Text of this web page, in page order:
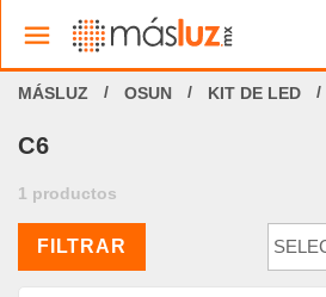
OSUN KIT DE LED
C6
1 productos
FILTRAR